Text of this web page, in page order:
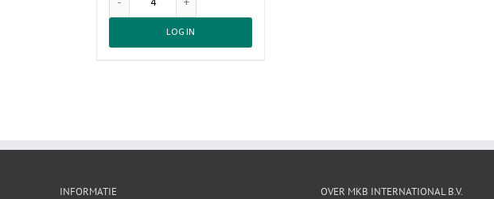
Witte
Wascapsules
LOG IN
INFORMATIE OVER MKB INTERNATIONAL B.V.